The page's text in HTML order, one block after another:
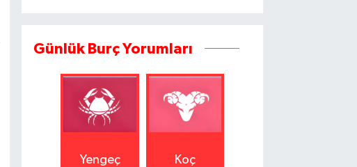
Günlük Burç Yorumları
Yengeç Koç